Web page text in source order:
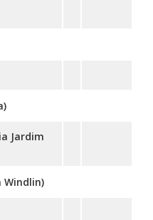
Jardim
Windlin)